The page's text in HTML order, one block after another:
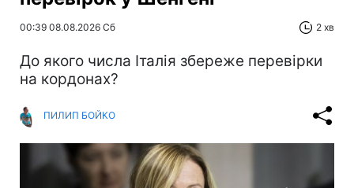
00:39 08.08.2026 Сб 2 хв
До якого числа Італія збереже перевірки
на кордонах?
ПИЛИП БОЙКО